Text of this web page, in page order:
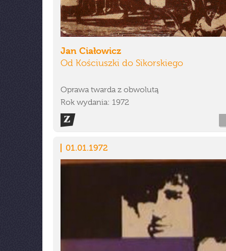
Jan Ciałowicz
Od Kościuszki do Sikorskiego
Oprawa twarda z obwolutą
Rok wydania: 1972
01.01.1972